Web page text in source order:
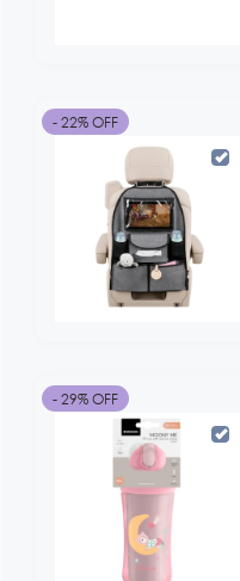
- 22% OFF
- 29% OFF